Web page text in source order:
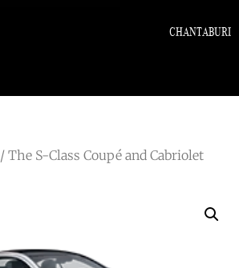
CHANTABURI
/ The S-Class Coupé and Cabriolet